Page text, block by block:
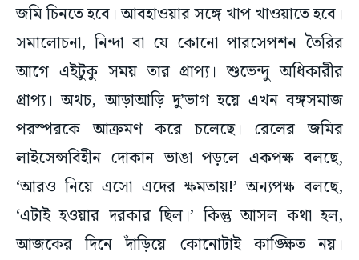
জমি চিনতে হবে। আবহাওয়ার সঙ্গে খাপ খাওয়াতে হবে।
সমালোচনা, নিন্দা বা যে কোনো পারসেপশন তৈরির
আগে এইটুকু সময় তার প্রাপ্য। শুভেন্দু অধিকারীর
প্রাপ্য। অথচ, আড়াআড়ি দু’ভাগ হয়ে এখন বঙ্গসমাজ
পরস্পরকে আক্রমণ করে চলেছে। রেলের জমির
লাইসেন্সবিহীন দোকান ভাঙা পড়লে একপক্ষ বলছে,
‘আরও নিয়ে এসো এদের ক্ষমতায়!’ অন্যপক্ষ বলছে,
‘এটাই হওয়ার দরকার ছিল।’ কিন্তু আসল কথা হল,
আজকের দিনে দাঁড়িয়ে কোনোটাই কাঙ্ক্ষিত নয়।